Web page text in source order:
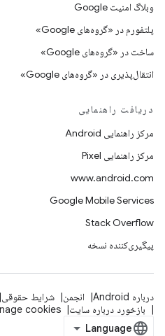
وبلاگ امنیت Google
پلتفورم در «گروه‌های Google»
ساخت در «گروه‌های Google»
انتقال‌پذیری در «گروه‌های Google»
دریافت راهنمایی
مرکز راهنمایی Android
مرکز راهنمایی Pixel
www.android.com
Google Mobile Services
Stack Overflow
پیگیری‌کننده نسخه
درباره Android انجمن شرایط حقوقی
بازخورد درباره سایت
cookies